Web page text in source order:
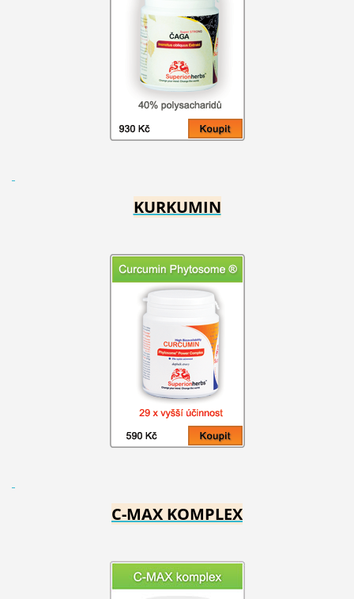
KURKUMIN
C-MAX KOMPLEX